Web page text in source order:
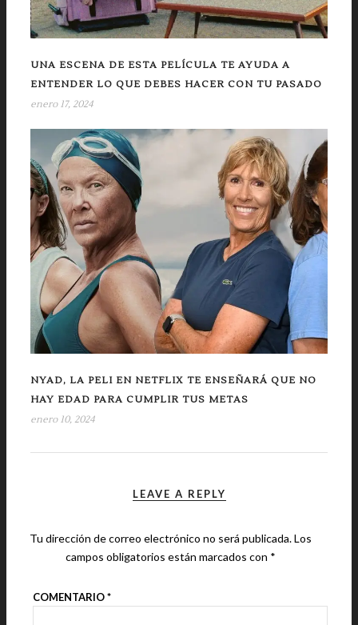
UNA ESCENA DE ESTA PELÍCULA TE AYUDA A
ENTENDER LO QUE DEBES HACER CON TU PASADO
enero 17, 2024
NYAD, LA PELI EN NETFLIX TE ENSEÑARÁ QUE NO
HAY EDAD PARA CUMPLIR TUS METAS
enero 10, 2024
LEAVE A REPLY
Tu dirección de correo electrónico no será publicada.Los
campos obligatorios están marcados con *
COMENTARIO*